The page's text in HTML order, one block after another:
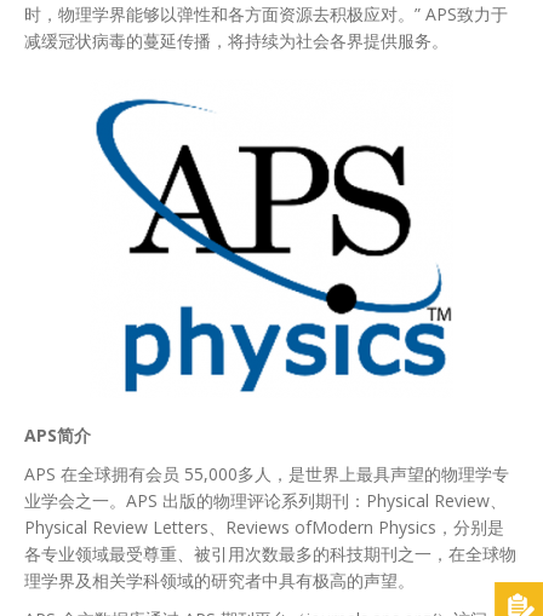
时，物理学界能够以弹性和各方面资源去积极应对。” APS致力于
减缓冠状病毒的蔓延传播，将持续为社会各界提供服务。
APS简介
APS 在全球拥有会员 55,000多人，是世界上最具声望的物理学专
业学会之一。APS 出版的物理评论系列期刊：Physical Review、
Physical Review Letters、Reviews ofModern Physics，分别是
各专业领域最受尊重、被引用次数最多的科技期刊之一，在全球物
理学界及相关学科领域的研究者中具有极高的声望。